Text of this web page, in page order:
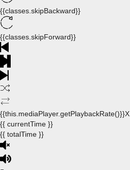
{{classes.skipBackward}}
{{classes.skipForward}}
{{this.mediaPlayer.getPlaybackRate()}}X
{{ currentTime }}
{{ totalTime }}